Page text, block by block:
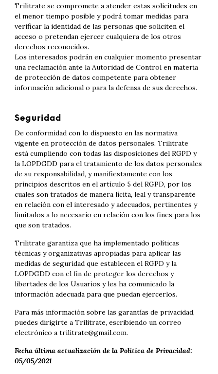
Trilitrate se compromete a atender estas solicitudes en
el menor tiempo posible y podrá tomar medidas para
verificar la identidad de las personas que soliciten el
acceso o pretendan ejercer cualquiera de los otros
derechos reconocidos.
Los interesados podrán en cualquier momento presentar
una reclamación ante la Autoridad de Control en materia
de protección de datos competente para obtener
información adicional o para la defensa de sus derechos.
Seguridad
De conformidad con lo dispuesto en las normativa
vigente en protección de datos personales, Trilitrate
está cumpliendo con todas las disposiciones del RGPD y
la LOPDGDD para el tratamiento de los datos personales
de su responsabilidad, y manifiestamente con los
principios descritos en el artículo 5 del RGPD, por los
cuales son tratados de manera lícita, leal y transparente
en relación con el interesado y adecuados, pertinentes y
limitados a lo necesario en relación con los fines para los
que son tratados.
Trilitrate garantiza que ha implementado políticas
técnicas y organizativas apropiadas para aplicar las
medidas de seguridad que establecen el RGPD y la
LOPDGDD con el fin de proteger los derechos y
libertades de los Usuarios y les ha comunicado la
información adecuada para que puedan ejercerlos.
Para más información sobre las garantías de privacidad,
puedes dirigirte a Trilitrate, escribiendo un correo
electrónico a trilitrate@gmail.com.
Fecha última actualización de la Política de Privacidad:
05/05/2021